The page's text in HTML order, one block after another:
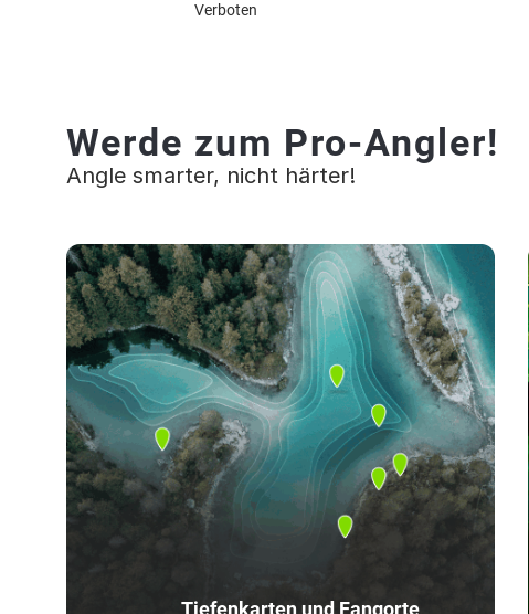
Verboten
Werde zum Pro-Angler!
Angle smarter, nicht härter!
Tiefenkarten und Fangorte